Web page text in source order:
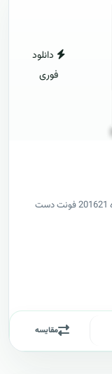
دانلود
فوری
جذابترين و کارآمد ترين فونت هاي فارسي طراحي شده 201621 فونت دست
مقایسه